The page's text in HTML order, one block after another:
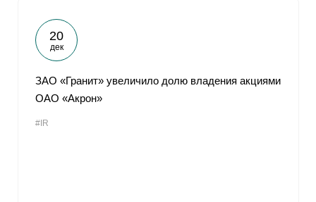
20
дек
ЗАО «Гранит» увеличило долю владения акциями
ОАО «Акрон»
#IR